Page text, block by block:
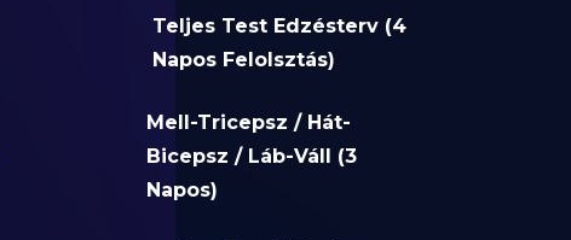
Teljes Test Edzésterv (4
Napos Felolsztás)
Mell-Tricepsz / Hát-
Bicepsz / Láb-Váll (3
Napos)